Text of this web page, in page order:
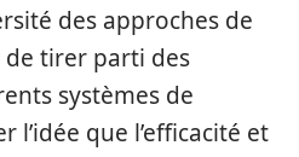
des approches de
tirer parti des
systèmes de
l’idée que l’efficacité et